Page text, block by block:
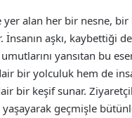
alan her bir nesne, bir
İnsanın aşkı, kaybettiği
umutlarını yansıtan bu
bir yolculuk hem de
bir keşif sunar.
geçmişle